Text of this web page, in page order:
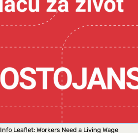
Info Leaflet: Workers Need a Living Wage